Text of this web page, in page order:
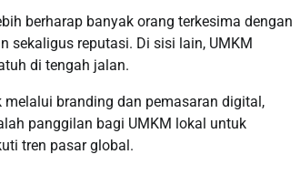
berharap banyak orang terkesima dengan
sekaligus reputasi. Di sisi lain, UMKM
di tengah jalan.
branding dan pemasaran digital,
panggilan bagi UMKM lokal untuk
tren pasar global.